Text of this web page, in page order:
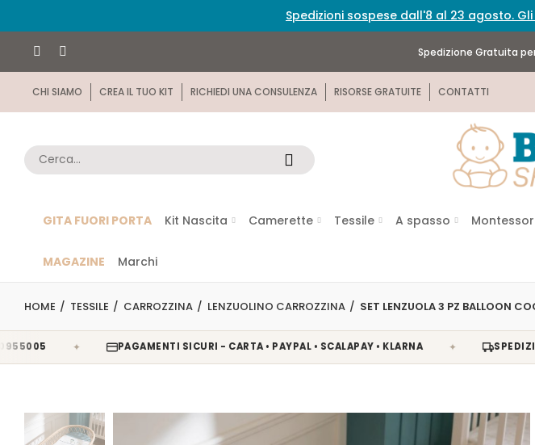
Spedizioni sospese dall'8 al 23 agosto.
Spedizione Gratuita
CHI SIAMO CREA IL TUO KIT RICHIEDI UNA CONSULENZA RISORSE GRATUITE CONTATTI
GITA FUORI PORTA Kit Nascita Camerette Tessile A spasso
MAGAZINE Marchi
HOME TESSILE CARROZZINA LENZUOLINO CARROZZINA SET LENZUOLA 3 PZ BALLOON
✦ PAGAMENTI SICURI - CARTA • PAYPAL • SCALAPAY • KLARNA ✦